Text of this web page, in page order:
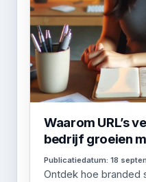
Waarom URL’s
bedrijf groeien
Publicatiedatum: 18
Ontdek hoe branded